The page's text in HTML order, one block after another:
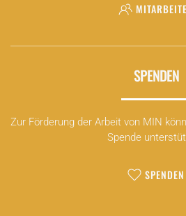
SPENDEN
Zur Förderung der Arbeit von MIN
Spende
SPENDEN